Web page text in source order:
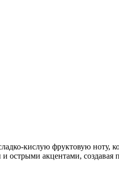
кислую фруктовую ноту,
острыми акцентами,